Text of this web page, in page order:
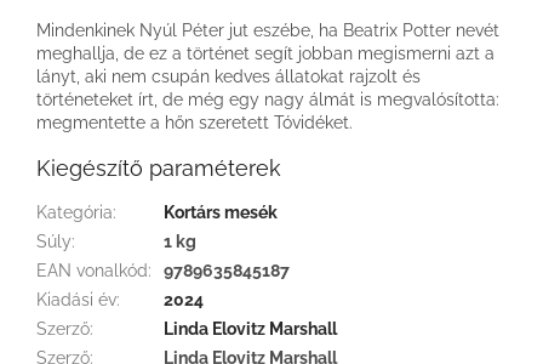
Mindenkinek Nyúl Péter jut eszébe, ha Beatrix Potter nevét
meghallja, de ez a történet segít jobban megismerni azt a
lányt, aki nem csupán kedves állatokat rajzolt és
történeteket írt, de még egy nagy álmát is megvalósította:
megmentette a hőn szeretett Tóvidéket.
Kiegészítő paraméterek
Kategória:
Kortárs mesék
Súly:
1 kg
EAN vonalkód:
9789635845187
Kiadási év:
2024
Szerző:
Linda Elovitz Marshall
Szerző:
Linda Elovitz Marshall